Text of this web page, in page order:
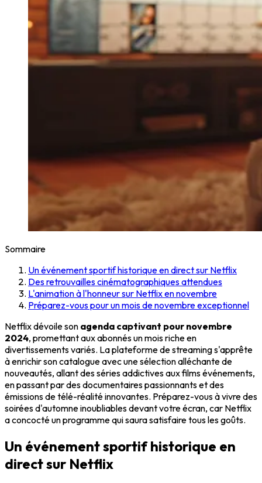
Sommaire
Un événement sportif historique en direct sur Netflix
Des retrouvailles cinématographiques attendues
L'animation à l'honneur sur Netflix en novembre
Préparez-vous pour un mois de novembre exceptionnel
Netflix dévoile son agenda captivant pour novembre
2024, promettant aux abonnés un mois riche en
divertissements variés. La plateforme de streaming s'apprête
à enrichir son catalogue avec une sélection alléchante de
nouveautés, allant des séries addictives aux films événements,
en passant par des documentaires passionnants et des
émissions de télé-réalité innovantes. Préparez-vous à vivre des
soirées d'automne inoubliables devant votre écran, car Netflix
a concocté un programme qui saura satisfaire tous les goûts.
Un événement sportif historique en
direct sur Netflix